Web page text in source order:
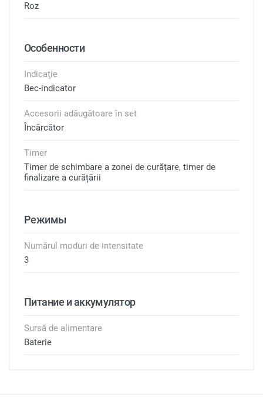
Roz
Особенности
Indicaţie
Bec-indicator
Accesorii adăugătoare în set
Încărcător
Timer
Timer de schimbare a zonei de curățare, timer de
finalizare a curățării
Режимы
Numărul moduri de intensitate
3
Питание и аккумулятор
Sursă de alimentare
Baterie